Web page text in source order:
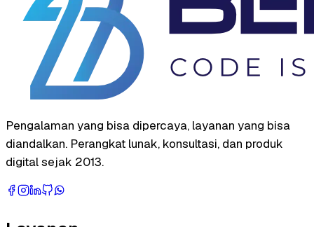
Pengalaman yang bisa dipercaya, layanan yang bisa
diandalkan. Perangkat lunak, konsultasi, dan produk
digital sejak 2013.